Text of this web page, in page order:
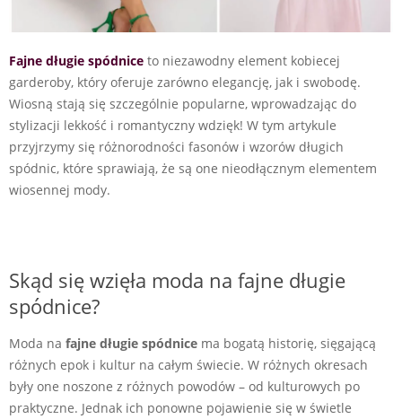
Fajne długie spódnice to niezawodny element kobiecej
garderoby, który oferuje zarówno elegancję, jak i swobodę.
Wiosną stają się szczególnie popularne, wprowadzając do
stylizacji lekkość i romantyczny wdzięk! W tym artykule
przyjrzymy się różnorodności fasonów i wzorów długich
spódnic, które sprawiają, że są one nieodłącznym elementem
wiosennej mody.
Skąd się wzięła moda na fajne długie
spódnice?
Moda na fajne długie spódnice ma bogatą historię, sięgającą
różnych epok i kultur na całym świecie. W różnych okresach
były one noszone z różnych powodów – od kulturowych po
praktyczne. Jednak ich ponowne pojawienie się w świetle